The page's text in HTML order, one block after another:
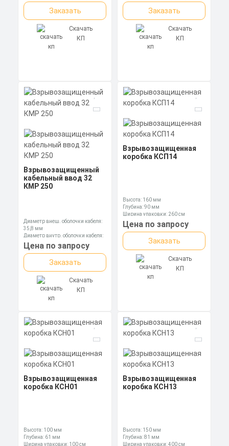
Заказать
Скачать
КП
Заказать
Скачать
КП
Взрывозащищенный
кабельный ввод 32
КМР 250
Диаметр внеш. оболочки кабеля:
35,8 мм
Диаметр внутр. оболочки кабеля:
28,1 мм
Диаметр оболочки кабеля: 17,0-
26,2 мм
Цена по запросу
Заказать
Скачать
КП
Взрывозащищенная
коробка КСП14
Высота: 160 мм
Глубина: 90 мм
Ширина упаковки: 260 см
Цена по запросу
Заказать
Скачать
КП
Взрывозащищенная
коробка КСН01
Высота: 100 мм
Глубина: 61 мм
Ширина упаковки: 100 см
Взрывозащищенная
коробка КСН13
Высота: 150 мм
Глубина: 81 мм
Ширина упаковки: 400 см